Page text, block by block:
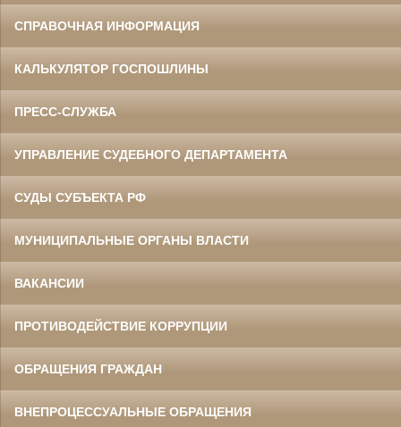
СПРАВОЧНАЯ ИНФОРМАЦИЯ
КАЛЬКУЛЯТОР ГОСПОШЛИНЫ
ПРЕСС-СЛУЖБА
УПРАВЛЕНИЕ СУДЕБНОГО ДЕПАРТАМЕНТА
СУДЫ СУБЪЕКТА РФ
МУНИЦИПАЛЬНЫЕ ОРГАНЫ ВЛАСТИ
ВАКАНСИИ
ПРОТИВОДЕЙСТВИЕ КОРРУПЦИИ
ОБРАЩЕНИЯ ГРАЖДАН
ВНЕПРОЦЕССУАЛЬНЫЕ ОБРАЩЕНИЯ